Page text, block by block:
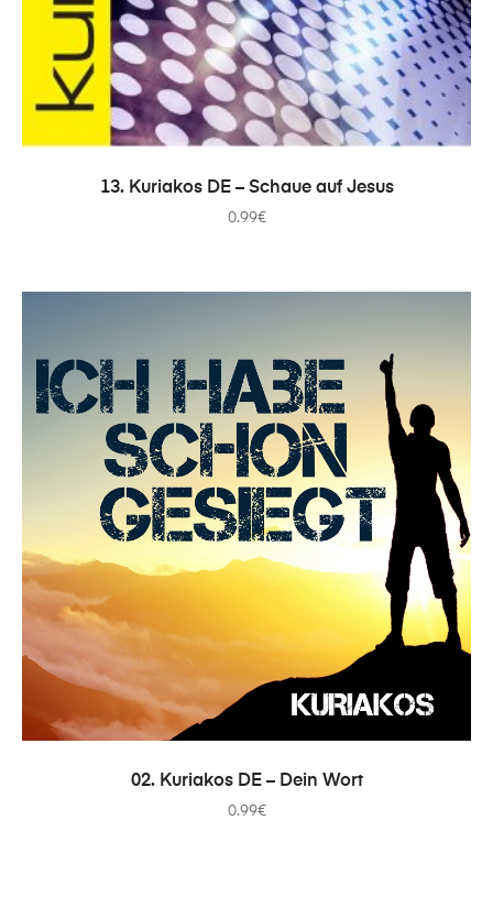
IN DEN WARENKORB
13. Kuriakos DE – Schaue auf Jesus
0.99€
IN DEN WARENKORB
02. Kuriakos DE – Dein Wort
0.99€